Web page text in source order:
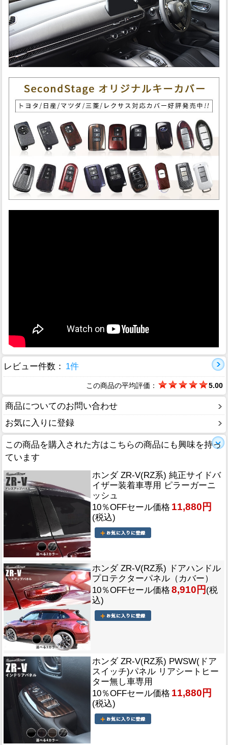
レビュー件数： 1件
この商品の平均評価： 5.00
商品についてのお問い合わせ
お気に入りに登録
この商品を購入された方はこちらの商品にも興味を持っ
ています
ホンダ ZR-V(RZ系) 純正サイドバ
イザー装着車専用 ピラーガーニ
ッシュ
10％OFFセール価格 11,880円
(税込)
ホンダ ZR-V(RZ系) ドアハンドル
プロテクターパネル（カバー）
10％OFFセール価格 8,910円 (税
込)
ホンダ ZR-V(RZ系) PWSW(ドア
スイッチ)パネル リアシートヒー
ター無し車専用
10％OFFセール価格 11,880円
(税込)